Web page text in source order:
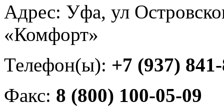
Адрес: Уфа, ул
«Комфорт»
Телефон(ы): +7 (937)
Факс: 8 (800) 100-05-09